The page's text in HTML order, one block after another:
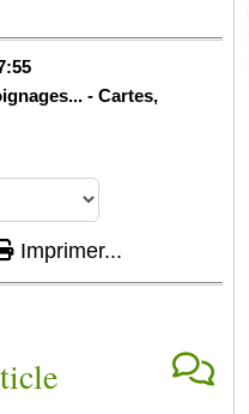
-Cartes,
Imprimer...